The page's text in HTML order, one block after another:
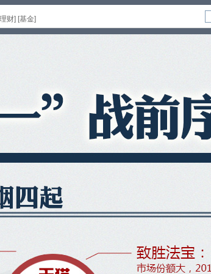
理财] [基金]